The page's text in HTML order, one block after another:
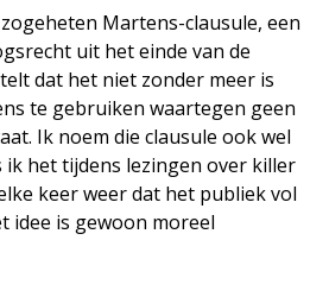
Martens-clausule, een
uit het einde van de
dat het niet zonder meer is
te gebruiken waartegen geen
Ik noem die clausule ook wel
ik het tijdens lezingen over killer
keer weer dat het publiek vol
idee is gewoon moreel